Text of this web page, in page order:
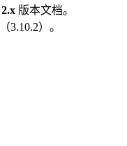
2.x 版本文档。
（3.10.2）。